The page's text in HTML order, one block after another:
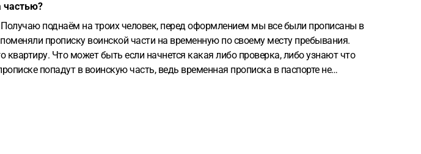
частью?
поднаём на троих человек, перед оформлением мы все были прописаны в
прописку воинской части на временную по своему месту пребывания.
Что может быть если начнется какая либо проверка, либо узнают что
попадут в воинскую часть, ведь временная прописка в паспорте не
частью?